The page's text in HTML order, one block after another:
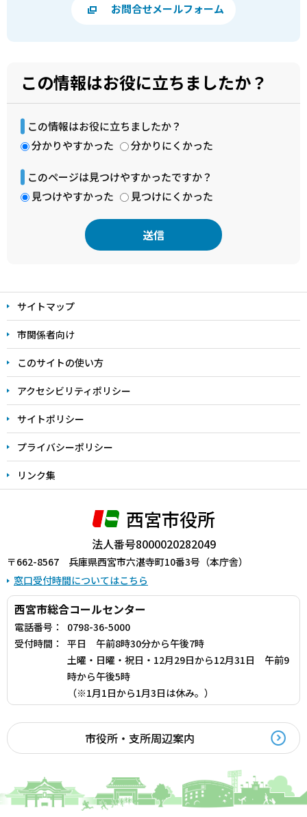
お問合せメールフォーム
この情報はお役に立ちましたか？
この情報はお役に立ちましたか？
分かりやすかった
分かりにくかった
このページは見つけやすかったですか？
見つけやすかった
見つけにくかった
文
こ
こ
ま
で
サイトマップ
市関係者向け
このサイトの使い方
アクセシビリティポリシー
サイトポリシー
プライバシーポリシー
リンク集
西宮市役所
法人番号8000020282049
〒662-8567 兵庫県西宮市六湛寺町10番3号（本庁舎）
窓口受付時間についてはこちら
西宮市総合コールセンター
電話番号：
0798-36-5000
受付時間：
平日 午前8時30分から午後7時
土曜・日曜・祝日・12月29日から12月31日 午前9
時から午後5時
（※1月1日から1月3日は休み。）
市役所・支所周辺案内